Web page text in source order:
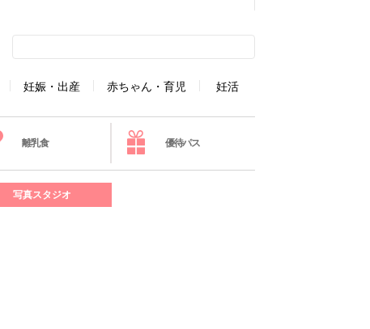
妊娠・出産 赤ちゃん・育児 妊活
離乳食 優待パス
写真スタジオ